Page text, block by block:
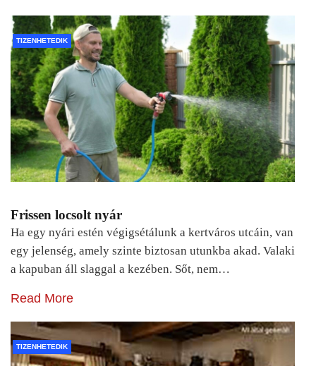
TIZENHETEDIK
Frissen locsolt nyár
Ha egy nyári estén végigsétálunk a kertváros utcáin, van
egy jelenség, amely szinte biztosan utunkba akad. Valaki
a kapuban áll slaggal a kezében. Sőt, nem…
Read More
TIZENHETEDIK